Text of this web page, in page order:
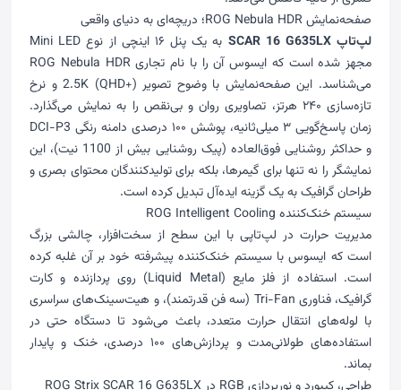
صفحه‌نمایش ROG Nebula HDR؛ دریچه‌ای به دنیای واقعی
لپ‌تاپ SCAR 16 G635LX
به یک پنل ۱۶ اینچی از نوع Mini LED
مجهز شده است که ایسوس آن را با نام تجاری ROG Nebula HDR
می‌شناسد. این صفحه‌نمایش با وضوح تصویر 2.5K (QHD+) و نرخ
تازه‌سازی ۲۴۰ هرتز، تصاویری روان و بی‌نقص را به نمایش می‌گذارد.
زمان پاسخ‌گویی ۳ میلی‌ثانیه، پوشش ۱۰۰ درصدی دامنه رنگی DCI-P3
و حداکثر روشنایی فوق‌العاده (پیک روشنایی بیش از 1100 نیت)، این
نمایشگر را نه تنها برای گیمرها، بلکه برای تولیدکنندگان محتوای بصری و
طراحان گرافیک به یک گزینه ایده‌آل تبدیل کرده است.
سیستم خنک‌کننده ROG Intelligent Cooling
مدیریت حرارت در لپ‌تاپی با این سطح از سخت‌افزار، چالشی بزرگ
است که ایسوس با سیستم خنک‌کننده پیشرفته خود بر آن غلبه کرده
است. استفاده از فلز مایع (Liquid Metal) روی پردازنده و کارت
گرافیک، فناوری Tri-Fan (سه فن قدرتمند)، و هیت‌سینک‌های سراسری
با لوله‌های انتقال حرارت متعدد، باعث می‌شود تا دستگاه حتی در
استفاده‌های طولانی‌مدت و پردازش‌های ۱۰۰ درصدی، خنک و پایدار
بماند.